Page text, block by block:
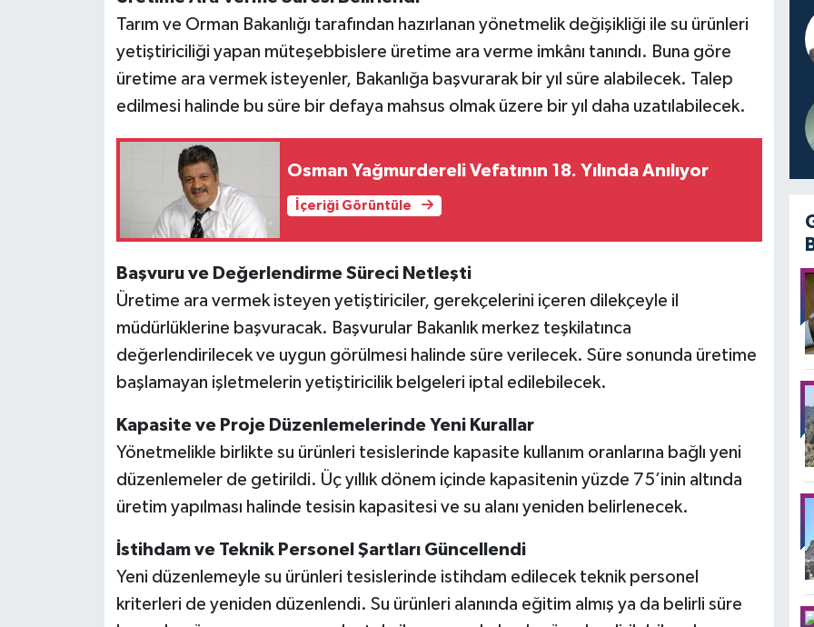
Tarım ve Orman Bakanlığı tarafından hazırlanan yönetmelik değişikliği ile su ürünleri
yetiştiriciliği yapan müteşebbislere üretime ara verme imkânı tanındı. Buna göre
üretime ara vermek isteyenler, Bakanlığa başvurarak bir yıl süre alabilecek. Talep
edilmesi halinde bu süre bir defaya mahsus olmak üzere bir yıl daha uzatılabilecek.
Osman Yağmurdereli Vefatının 18. Yılında Anılıyor
İçeriği Görüntüle
Başvuru ve Değerlendirme Süreci Netleşti
Üretime ara vermek isteyen yetiştiriciler, gerekçelerini içeren dilekçeyle il
müdürlüklerine başvuracak. Başvurular Bakanlık merkez teşkilatınca
değerlendirilecek ve uygun görülmesi halinde süre verilecek. Süre sonunda üretime
başlamayan işletmelerin yetiştiricilik belgeleri iptal edilebilecek.
Kapasite ve Proje Düzenlemelerinde Yeni Kurallar
Yönetmelikle birlikte su ürünleri tesislerinde kapasite kullanım oranlarına bağlı yeni
düzenlemeler de getirildi. Üç yıllık dönem içinde kapasitenin yüzde 75’inin altında
üretim yapılması halinde tesisin kapasitesi ve su alanı yeniden belirlenecek.
İstihdam ve Teknik Personel Şartları Güncellendi
Yeni düzenlemeyle su ürünleri tesislerinde istihdam edilecek teknik personel
kriterleri de yeniden düzenlendi. Su ürünleri alanında eğitim almış ya da belirli süre